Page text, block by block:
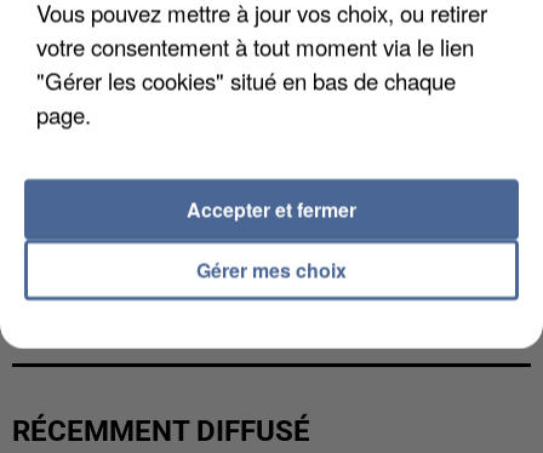
UNE TOURISTE DE L’OISE EMPORTÉE PAR UNE
COULÉE DE BOUE EN HAUTE-SAVOIE
RÉCEMMENT DIFFUSÉ
Vous pouvez mettre à jour vos choix, ou retirer
votre consentement à tout moment via le lien
"Gérer les cookies" situé en bas de chaque
page.
Gérer mes choix
Accepter et fermer